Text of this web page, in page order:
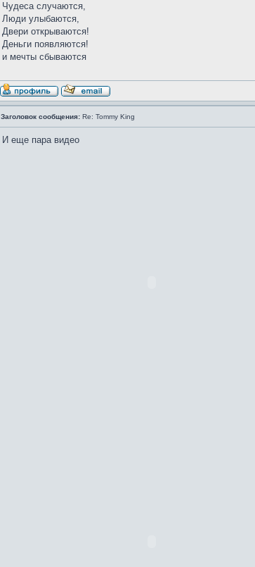
Чудеса случаются,
Люди улыбаются,
Двери открываются!
Деньги появляются!
и мечты сбываются
Заголовок сообщения: Re: Tommy King
И еще пара видео